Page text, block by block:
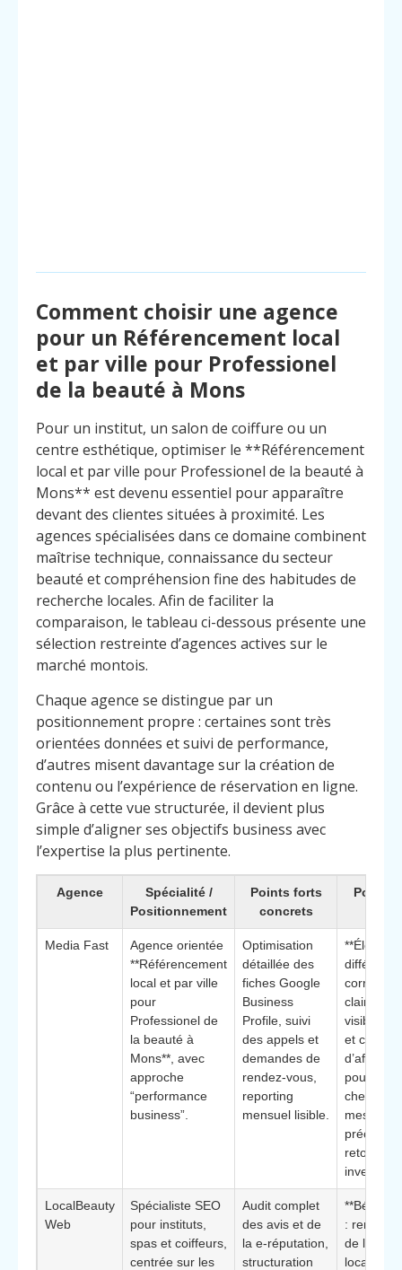
Comment choisir une agence
pour un Référencement local
et par ville pour Professionel
de la beauté à Mons
Pour un institut, un salon de coiffure ou un
centre esthétique, optimiser le **Référencement
local et par ville pour Professionel de la beauté à
Mons** est devenu essentiel pour apparaître
devant des clientes situées à proximité. Les
agences spécialisées dans ce domaine combinent
maîtrise technique, connaissance du secteur
beauté et compréhension fine des habitudes de
recherche locales. Afin de faciliter la
comparaison, le tableau ci-dessous présente une
sélection restreinte d’agences actives sur le
marché montois.
Chaque agence se distingue par un
positionnement propre : certaines sont très
orientées données et suivi de performance,
d’autres misent davantage sur la création de
contenu ou l’expérience de réservation en ligne.
Grâce à cette vue structurée, il devient plus
simple d’aligner ses objectifs business avec
l’expertise la plus pertinente.
Agence
Spécialité /
Positionnement
Points forts
concrets
Media Fast
Agence orientée
**Référencement
local et par ville
pour
Professionel de
la beauté à
Mons**, avec
approche
“performance
business”.
Optimisation
détaillée des
fiches Google
Business
Profile, suivi
des appels et
demandes de
rendez-vous,
reporting
mensuel lisible.
**Élément
claire
visibilité
et chiffre
pour
mesurer
retour sur
LocalBeauty
Web
Spécialiste SEO
pour instituts,
spas et coiffeurs,
centrée sur les
Audit complet
des avis et de
la e-réputation,
structuration
:
de la
locale